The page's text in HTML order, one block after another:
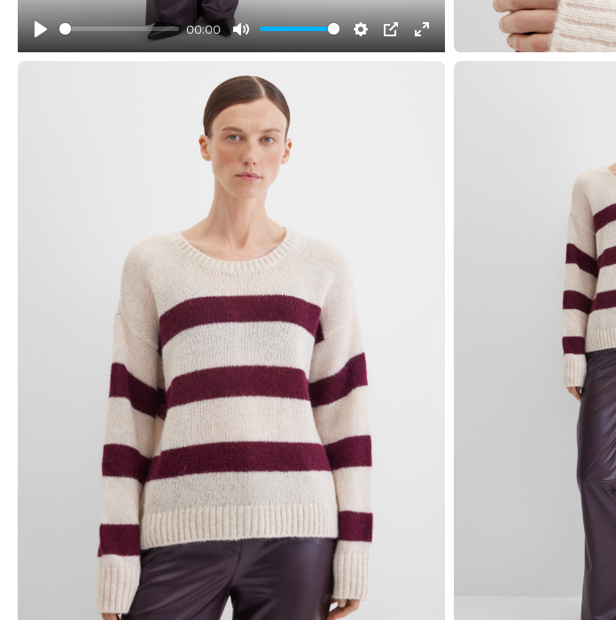
Play
00:00
Mute Settings
PIP Enter